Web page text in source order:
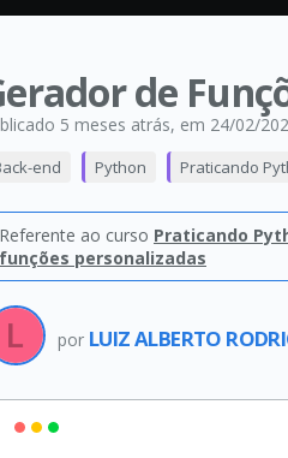
de
5 meses atrás, em 24/02/
end Python Praticando
Referente ao curso Praticando
funções personalizadas
por LUIZ ALBERTO